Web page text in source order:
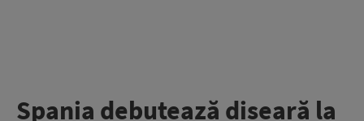
Spania debutează diseară la